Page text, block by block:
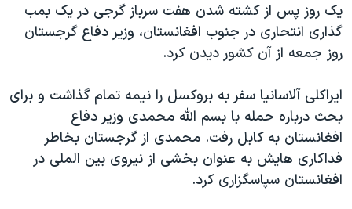
گالری عکس
آرشیو پخش زنده
اعتراضات زن، زندگی، آزادی
مجموعه مستندهای دادخواهی
دادگاه حمید نوری
چهل سال گروگان‌گیری
قانون شفافیت دارائی کادر رهبری ایران
اعتراضات مردمی آبان ۹۸
یک روز پس از کشته شدن هفت سرباز گرجی در یک بمب
گذاری انتحاری در جنوب افغانستان، وزیر دفاع گرجستان
روز جمعه از آن کشور دیدن کرد.
ایراکلی آلاسانیا سفر به بروکسل را نیمه تمام گذاشت و برای
بحث درباره حمله با بسم الله محمدی وزیر دفاع
افغانستان به کابل رفت. محمدی از گرجستان بخاطر
فداکاری هایش به عنوان بخشی از نیروی بین الملی در
افغانستان سپاسگزاری کرد.